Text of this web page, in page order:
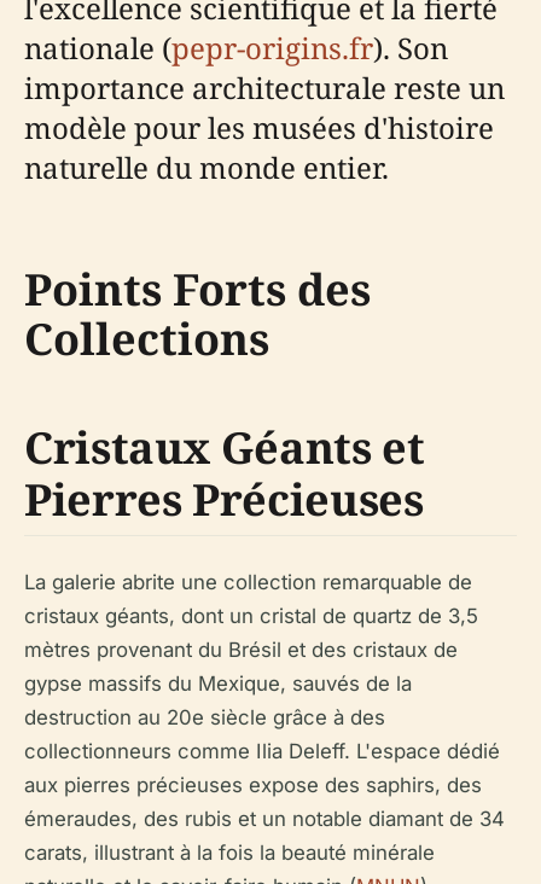
nationale (pepr-origins.fr). Son
importance architecturale reste un
modèle pour les musées d'histoire
naturelle du monde entier.
Points Forts des
Collections
Cristaux Géants et
Pierres Précieuses
La galerie abrite une collection remarquable de
cristaux géants, dont un cristal de quartz de 3,5
mètres provenant du Brésil et des cristaux de
gypse massifs du Mexique, sauvés de la
destruction au 20e siècle grâce à des
collectionneurs comme Ilia Deleff. L'espace dédié
aux pierres précieuses expose des saphirs, des
émeraudes, des rubis et un notable diamant de 34
carats, illustrant à la fois la beauté minérale